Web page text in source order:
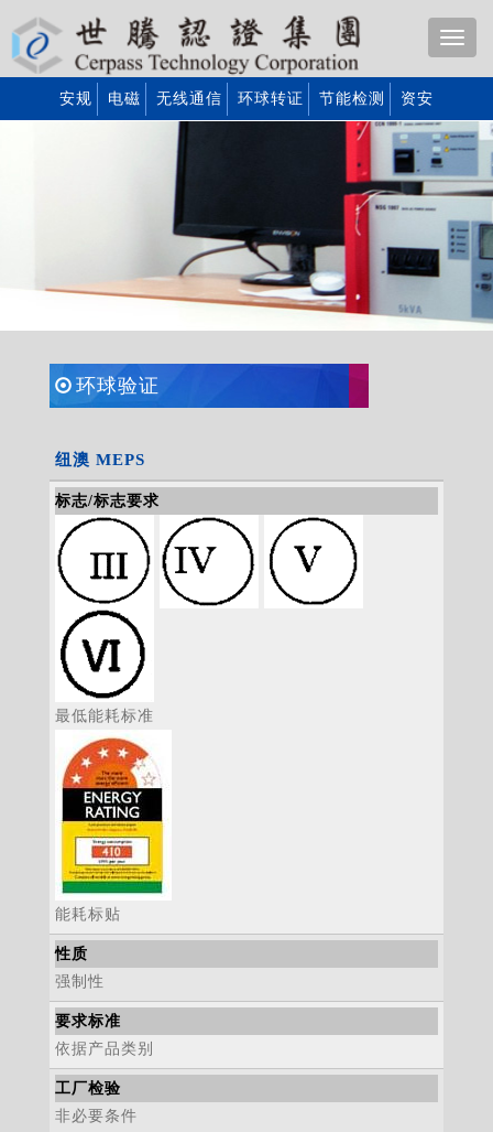
安规 电磁 无线通信 环球转证 节能检测 资安
环球验证
纽澳 MEPS
标志/标志要求
最低能耗标准
能耗标贴
性质
强制性
要求标准
依据产品类别
工厂检验
非必要条件